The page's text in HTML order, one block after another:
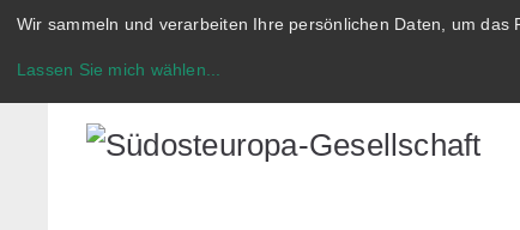
Wir sammeln und verarbeiten Ihre persönlichen Daten, um
Lassen Sie mich wählen...